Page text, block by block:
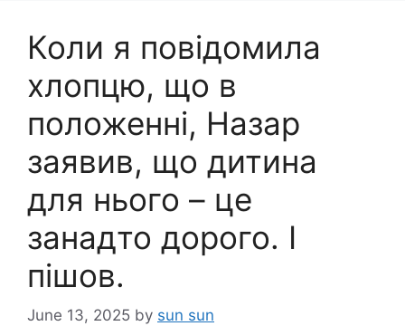
Коли я повідомила
хлопцю, що в
положенні, Назар
заявив, що дитина
для нього – це
занадто дорого. І
пішов.
June 13, 2025 by sun sun